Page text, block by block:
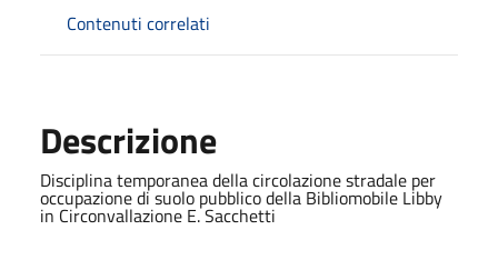
Contenuti correlati
Descrizione
Disciplina temporanea della circolazione stradale per
occupazione di suolo pubblico della Bibliomobile Libby
in Circonvallazione E. Sacchetti